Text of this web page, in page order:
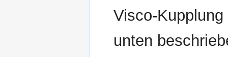
Visco-
unten